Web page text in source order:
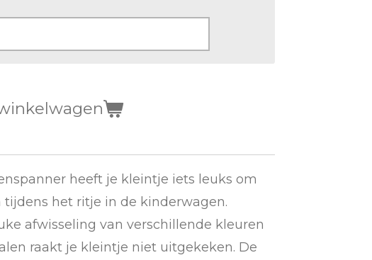
heeft je kleintje iets leuks om
tijdens het ritje in de kinderwagen.
afwisseling van verschillende kleuren
raakt je kleintje niet uitgekeken. De